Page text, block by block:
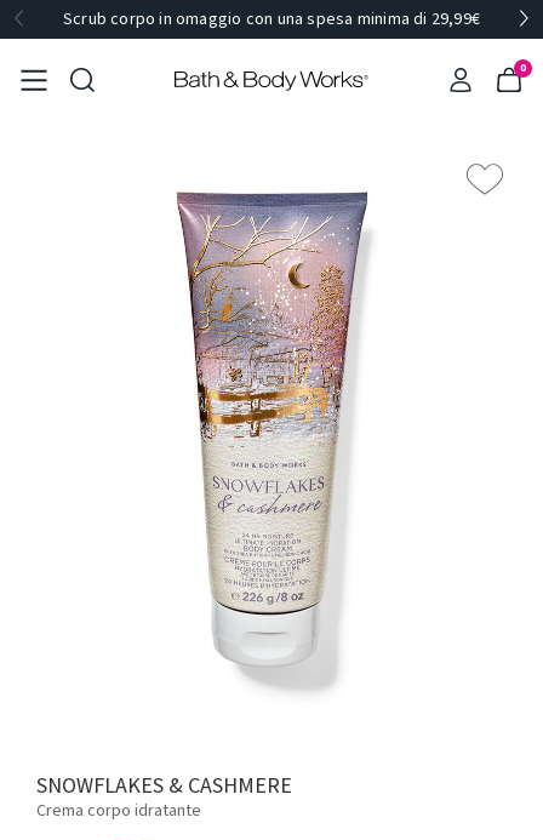
Scrub corpo in omaggio con una spesa minima di 29,99€
0
SNOWFLAKES & CASHMERE
Crema corpo idratante